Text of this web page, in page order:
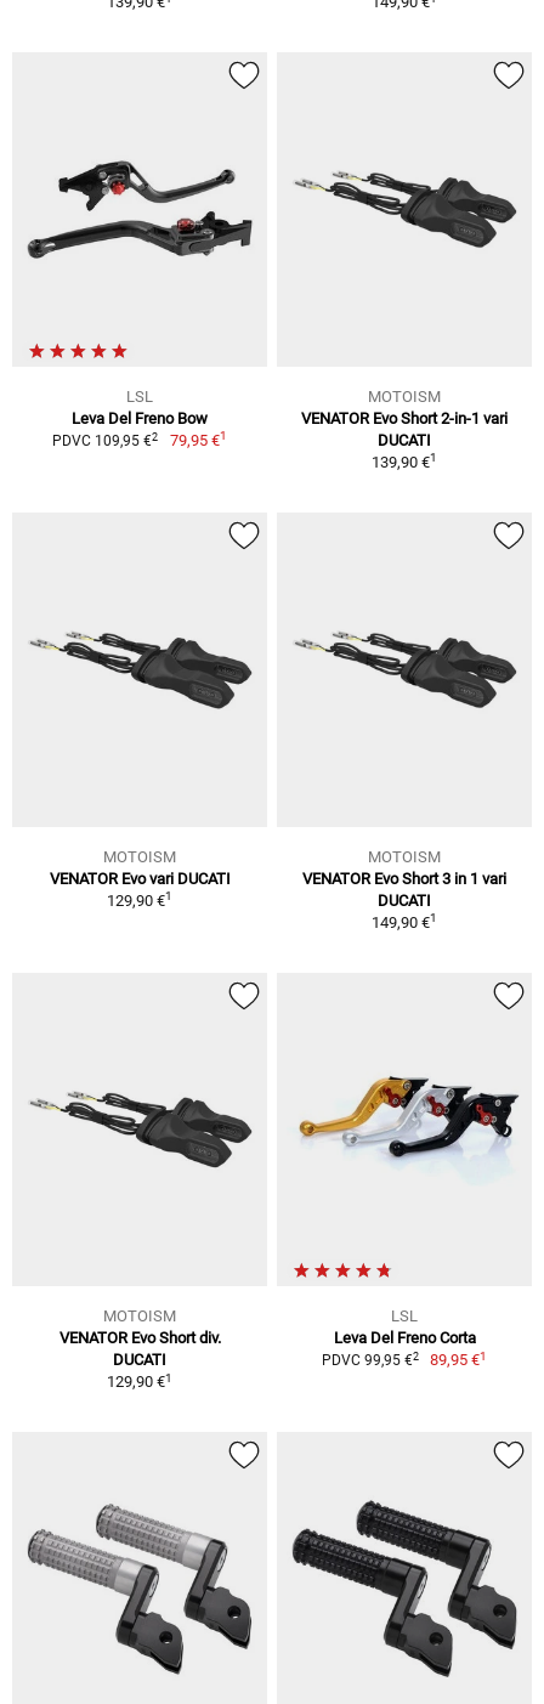
LSL
Leva Del Freno Bow
PDVC 109,95 €2 79,95 €1
MOTOISM
VENATOR Evo Short 2-in-1 vari
DUCATI
139,90 €1
MOTOISM
VENATOR Evo vari DUCATI
129,90 €1
MOTOISM
VENATOR Evo Short 3 in 1 vari
DUCATI
149,90 €1
MOTOISM
VENATOR Evo Short div.
DUCATI
129,90 €1
LSL
Leva Del Freno Corta
PDVC 99,95 €2 89,95 €1